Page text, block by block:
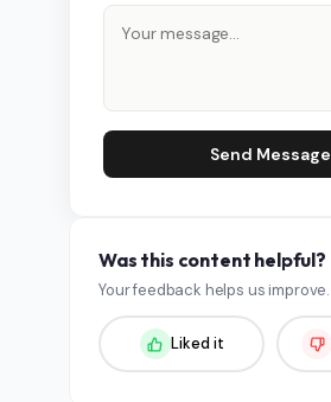
Send Message
Was this content helpful?
Your feedback helps us improve.
Liked it